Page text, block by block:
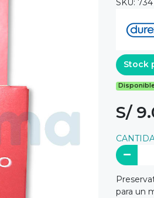
SKU:
Stock
S/
para un